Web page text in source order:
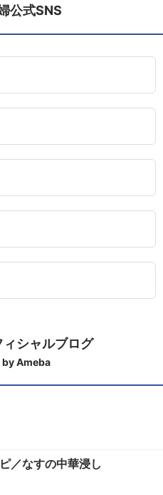
公式SNS
ィシャルブログ
Ameba
／なすの中華浸し